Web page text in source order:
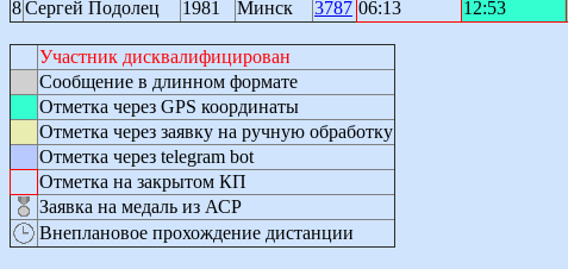
8Сергей Подолец 1981 Минск 3787 06:13 12:53
Участник дисквалифицирован
Сообщение в длинном формате
Отметка через GPS координаты
Отметка через заявку на ручную обработку
Отметка через telegram bot
Отметка на закрытом КП
Заявка на медаль из АСР
Внеплановое прохождение дистанции